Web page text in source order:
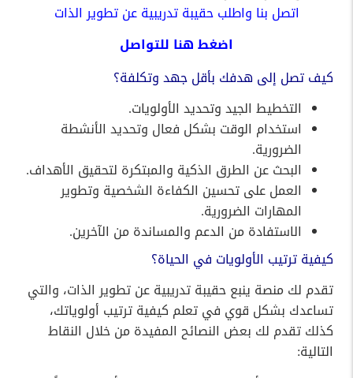
اتصل بنا واطلب حقيبة تدريبية عن تطوير الذات
اضغطهنا للتواصل
كيف تصل إلى هدفك بأقل جهد وتكلفة؟
التخطيط الجيد وتحديد الأولويات.
استخدام الوقت بشكل فعال وتحديد الأنشطة
الضرورية.
البحث عن الطرق الذكية والمبتكرة لتحقيق الأهداف.
العمل على تحسين الكفاءة الشخصية وتطوير
المهارات الضرورية.
الاستفادة من الدعم والمساندة من الآخرين.
كيفية ترتيب الأولويات في الحياة؟
تقدم لك منصة ينبع حقيبة تدريبية عن تطوير الذات، والتي
تساعدك بشكل قوي في تعلم كيفية ترتيب أولوياتك،
كذلك تقدم لك بعض النصائح المفيدة من خلال النقاط
التالية: